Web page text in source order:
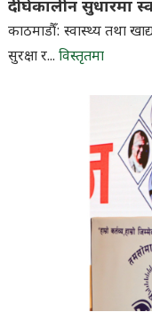
दीर्घकालीन सुधारमा
काठमाडौँ: स्वास्थ्य तथा
सुरक्षा र... विस्तृतमा